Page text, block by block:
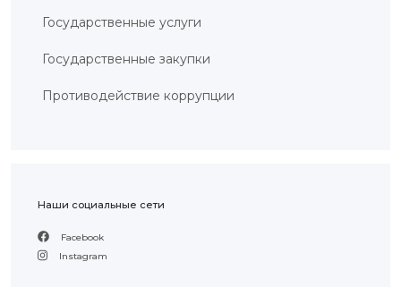
Государственные услуги
Государственные закупки
Противодействие коррупции
Наши социальные сети
Facebook
Instagram